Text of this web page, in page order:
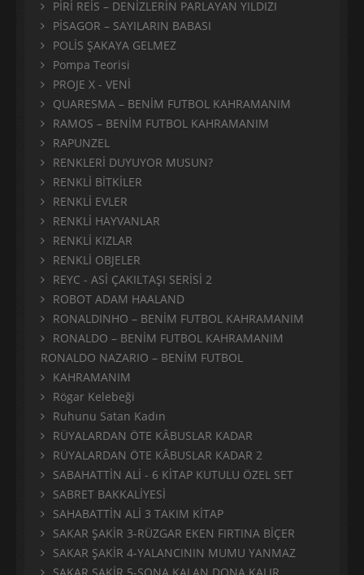
PİRİ REİS – DENİZLERİN PARLAYAN YILDIZI
PİSAGOR – SAYILARIN BABASI
POLİS ŞAKAYA GELMEZ
Pompa Teorisi
PROJE X - VENİ
QUARESMA – BENİM FUTBOL KAHRAMANIM
RAMOS – BENİM FUTBOL KAHRAMANIM
RAPUNZEL
RENKLERİ DUYUYOR MUSUN?
RENKLİ BİTKİLER
RENKLİ EVLER
RENKLİ HAYVANLAR
RENKLİ KIZLAR
RENKLİ OBJELER
REYC - ASİ ÇAKILTAŞI SERİSİ 2
ROBOT ADAM HAALAND
RONALDINHO – BENİM FUTBOL KAHRAMANIM
RONALDO – BENİM FUTBOL KAHRAMANIM
RONALDO NAZARIO – BENİM FUTBOL
KAHRAMANIM
Rögar Kelebeği
Ruhunu Satan Kadın
RÜYALARDAN ÖTE KÂBUSLAR KADAR
RÜYALARDAN ÖTE KÂBUSLAR KADAR 2
SABAHATTİN ALİ - 6 KİTAP KUTULU ÖZEL SET
SABRET BAKKALİYESİ
SAHABATTİN ALİ 3 TAKIM KİTAP
SAKAR ŞAKİR 3-RÜZGAR EKEN FIRTINA BİÇER
SAKAR ŞAKİR 4-YALANCININ MUMU YANMAZ
SAKAR ŞAKİR 5-SONA KALAN DONA KALIR